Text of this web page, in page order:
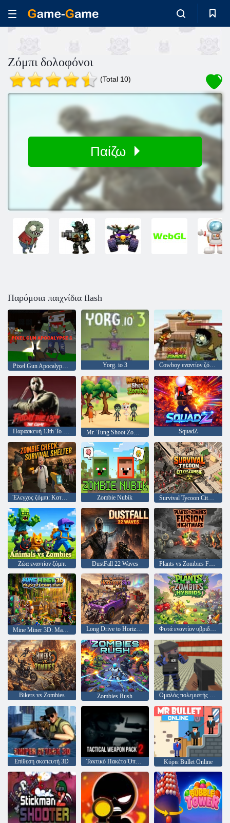
Ζόμπι δολοφόνοι
(Total 10)
Παίζω
Παρόμοια παιχνίδια flash
Pixel Gun Apocalypse 6 Yorg. io 3 Cowboy εναντίον ζόμπι
Παρασκευή 13th Το παιχνίδι Mr. Tung Shoot Zombie SquadZ
Έλεγχος ζόμπι: Καταφύγιο επιβίωσης Zombie Nubik Survival Tycoon City of Zombie
Ζώα εναντίον ζόμπι DustFall 22 Waves Plants vs Zombies Fusion Nightmare
Long Drive to Horizons Sim Φυτά εναντίον υβριδίων ζόμπι
Bikers vs Zombies Zombies Rush Ομαλός πολεμιστής του γκάνγκστερ
Επίθεση σκοπευτή 3D Τακτικό Πακέτο Όπλων 2 Κύριε Bullet Online